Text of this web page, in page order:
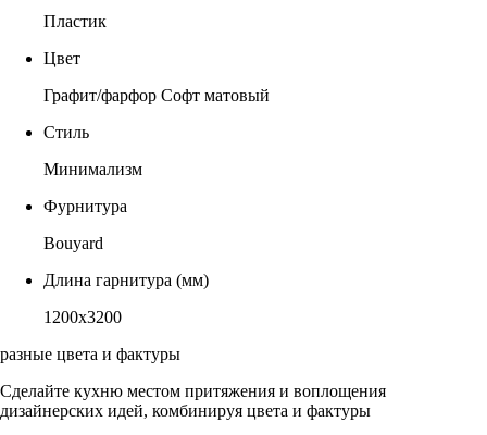
Пластик
Цвет
Графит/фарфор Софт матовый
Стиль
Минимализм
Фурнитура
Bouyard
Длина гарнитура (мм)
1200х3200
разные цвета и фактуры
Сделайте кухню местом притяжения и воплощения
дизайнерских идей, комбинируя цвета и фактуры